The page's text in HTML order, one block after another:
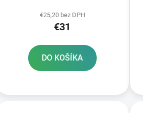
€25,20 bez DPH
€31
DO KOŠÍKA